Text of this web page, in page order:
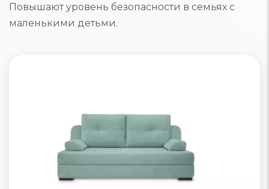
Повышают уровень безопасности в семьях с
маленькими детьми.